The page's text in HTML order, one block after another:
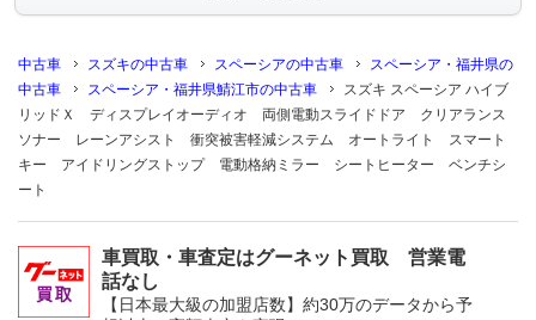
中古車 スズキの中古車 スペーシアの中古車
スペーシア・福井県の
中古車
スペーシア・福井県鯖江市の中古車
スズキ スペーシア ハイブ
リッドＸ ディスプレイオーディオ 両側電動スライドドア クリアランス
ソナー レーンアシスト 衝突被害軽減システム オートライト スマート
キー アイドリングストップ 電動格納ミラー シートヒーター ベンチシ
ート
車買取・車査定はグーネット買取 営業電
話なし
【日本最大級の加盟店数】約30万のデータから予